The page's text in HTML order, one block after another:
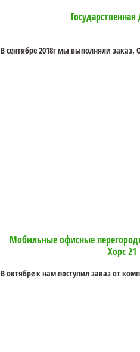
В сентябре 2018г мы выполняли заказ.
Мобильные офисные
Хорс 21
В октябре к нам поступил заказ от